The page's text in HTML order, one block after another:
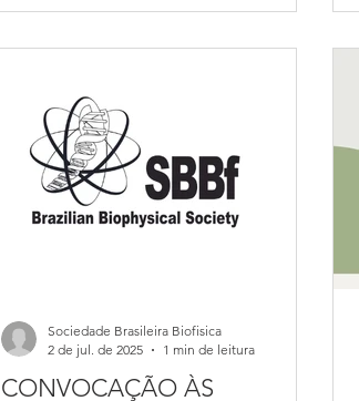
CONVOCAÇÃO ÀS
Sociedade Brasileira Biofisica
2 de jul. de 2025
1 min de leitura